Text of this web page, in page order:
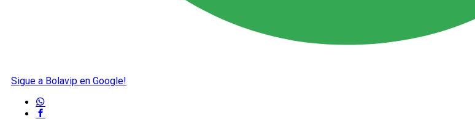
Sigue a Bolavip en Google!